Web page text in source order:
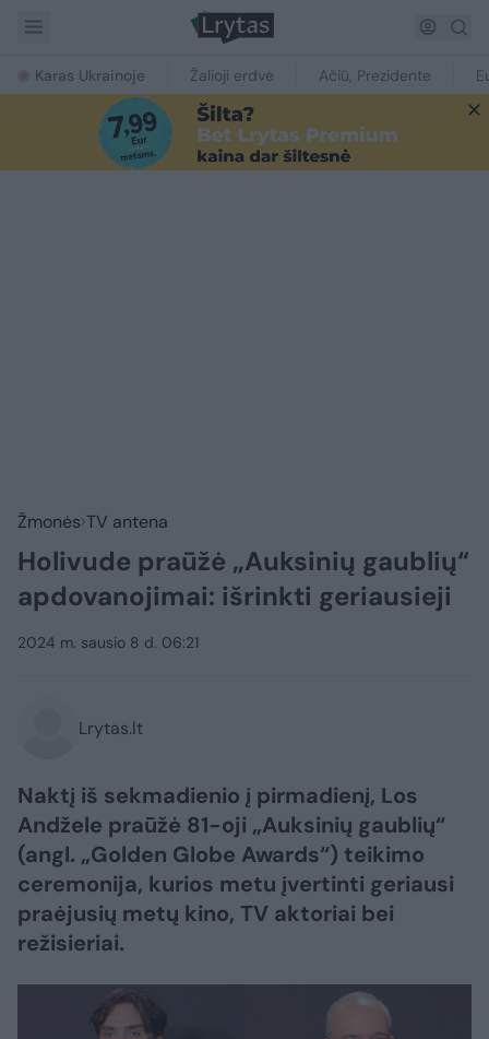
Karas Ukrainoje Žalioji erdvė Ačiū, Prezidente
Žmonės TV antena
Holivude praūžė „Auksinių gaublių“
apdovanojimai: išrinkti geriausieji
2024 m. sausio 8 d. 06:21
Lrytas.lt
Naktį iš sekmadienio į pirmadienį, Los
Andžele praūžė 81-oji „Auksinių gaublių“
(angl. „Golden Globe Awards“) teikimo
ceremonija, kurios metu įvertinti geriausi
praėjusių metų kino, TV aktoriai bei
režisieriai.